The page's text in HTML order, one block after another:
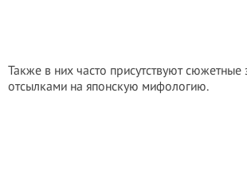
Также в них часто присутствуют сюжетные
отсылками на японскую мифологию.